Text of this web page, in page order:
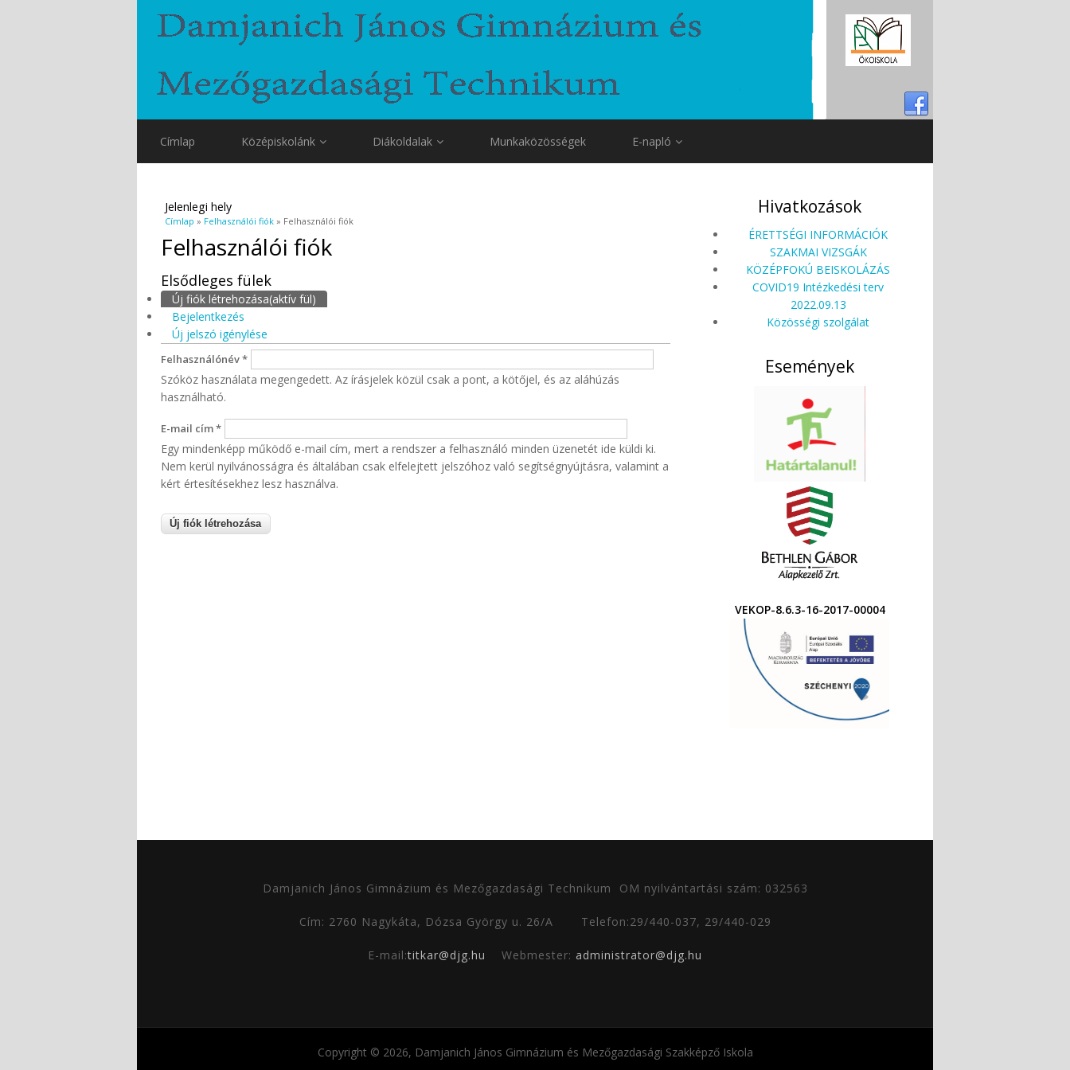
Címlap Középiskolánk Diákoldalak Munkaközösségek E-napló
Jelenlegi hely
Címlap » Felhasználói fiók » Felhasználói fiók
Felhasználói fiók
Elsődleges fülek
Új fiók létrehozása(aktív fül)
Bejelentkezés
Új jelszó igénylése
Felhasználónév*
Szóköz használata megengedett. Az írásjelek közül csak a pont, a kötőjel, és az aláhúzás
használható.
E-mail cím*
Egy mindenképp működő e-mail cím, mert a rendszer a felhasználó minden üzenetét ide küldi ki.
Nem kerül nyilvánosságra és általában csak elfelejtett jelszóhoz való segítségnyújtásra, valamint a
kért értesítésekhez lesz használva.
Hivatkozások
ÉRETTSÉGI INFORMÁCIÓK
SZAKMAI VIZSGÁK
KÖZÉPFOKÚ BEISKOLÁZÁS
COVID19 Intézkedési terv
2022.09.13
Közösségi szolgálat
Események
VEKOP-8.6.3-16-2017-00004
Damjanich János Gimnázium és Mezőgazdasági Technikum OM nyilvántartási szám: 032563
Cím: 2760 Nagykáta, Dózsa György u. 26/A Telefon:29/440-037, 29/440-029
E-mail:titkar@djg.hu Webmester: administrator@djg.hu
Copyright © 2026, Damjanich János Gimnázium és Mezőgazdasági Szakképző Iskola